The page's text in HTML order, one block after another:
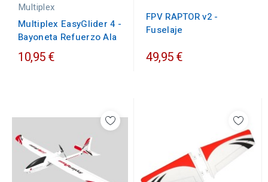
Multiplex
Multiplex EasyGlider 4 -
Bayoneta Refuerzo Ala
10,95 €
FPV RAPTOR v2 -
Fuselaje
49,95 €